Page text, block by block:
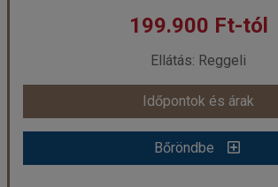
már 189.900 Ft-tól
Időpontok és árak
Bőröndbe
199.900 Ft-tól
Ellátás: Reggeli
Időpontok és árak
Bőröndbe